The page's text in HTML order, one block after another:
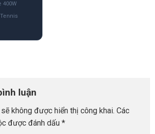
400W
luận
không được hiển thị công khai. Các
được đánh dấu *